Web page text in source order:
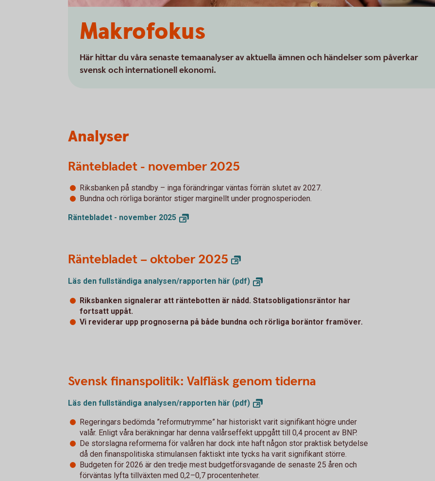
Makrofokus
Här hittar du våra senaste temaanalyser av aktuella ämnen och händelser som påverkar
svensk och internationell ekonomi.
Analyser
Räntebladet - november 2025
Riksbanken på standby – inga förändringar väntas förrän slutet av 2027.
Bundna och rörliga boräntor stiger marginellt under prognosperioden.
Räntebladet - november 2025
Räntebladet – oktober 2025
Läs den fullständiga analysen/rapporten här (pdf)
Riksbanken signalerar att räntebotten är nådd. Statsobligationsräntor har
fortsatt uppåt.
Vi reviderar upp prognoserna på både bundna och rörliga boräntor framöver.
Svensk finanspolitik: Valfläsk genom tiderna
Läs den fullständiga analysen/rapporten här (pdf)
Regeringars bedömda ”reformutrymme” har historiskt varit signifikant högre under
valår. Enligt våra beräkningar har denna valårseffekt uppgått till 0,4 procent av BNP.
De storslagna reformerna för valåren har dock inte haft någon stor praktisk betydelse
då den finanspolitiska stimulansen faktiskt inte tycks ha varit signifikant större.
Budgeten för 2026 är den tredje mest budgetförsvagande de senaste 25 åren och
förväntas lyfta tillväxten med 0,2–0,7 procentenheter.